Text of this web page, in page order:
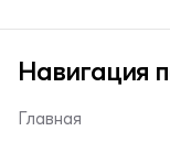
Навигация
Главная